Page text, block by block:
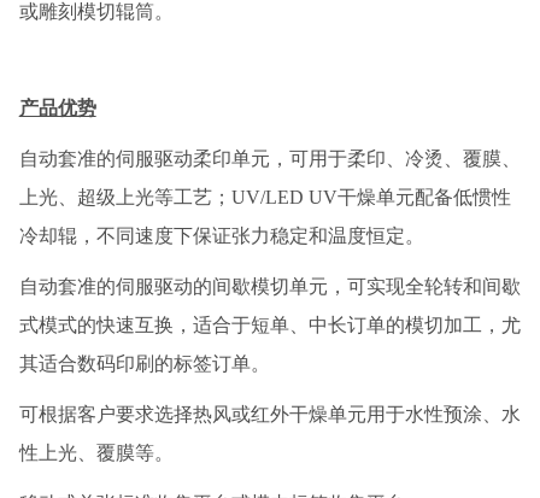
或雕刻模切辊筒。
产品优势
自动套准的伺服驱动柔印单元，可用于柔印、冷烫、覆膜、
上光、超级上光等工艺；UV/LED UV干燥单元配备低惯性
冷却辊，不同速度下保证张力稳定和温度恒定。
自动套准的伺服驱动的间歇模切单元，可实现全轮转和间歇
式模式的快速互换，适合于短单、中长订单的模切加工，尤
其适合数码印刷的标签订单。
可根据客户要求选择热风或红外干燥单元用于水性预涂、水
性上光、覆膜等。